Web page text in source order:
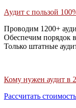
Аудит с пользой
Проводим 1200+
Обеспечим порядок
Только штатные
Кому нужен аудит в
Рассчитать стоимость